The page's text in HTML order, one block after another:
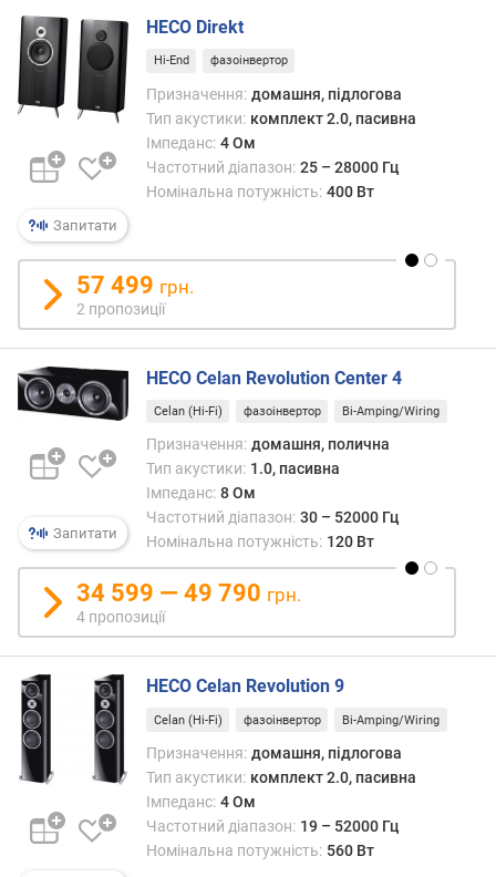
і
к
і
в
і
л
к
і
с
т
у
г
ф
р
т
(
В
т
/
к
)
т
и
Запитати
HECO Direkt
Hi-End фазоінвертор
Призначення: домашня, підлогова
Тип акустики: комплект 2.0, пасивна
Імпеданс: 4 Ом
Частотний діапазон: 25 – 28000 Гц
Номінальна потужність: 400 Вт
57 499 грн.
2 пропозиції
Запитати
HECO Celan Revolution Center 4
Celan (Hi-Fi) фазоінвертор Bi-Amping/Wiring
Призначення: домашня, полична
Тип акустики: 1.0, пасивна
Імпеданс: 8 Ом
Частотний діапазон: 30 – 52000 Гц
Номінальна потужність: 120 Вт
34 599 — 49 790 грн.
4 пропозиції
HECO Celan Revolution 9
Celan (Hi-Fi) фазоінвертор Bi-Amping/Wiring
Призначення: домашня, підлогова
Тип акустики: комплект 2.0, пасивна
Імпеданс: 4 Ом
Частотний діапазон: 19 – 52000 Гц
Номінальна потужність: 560 Вт